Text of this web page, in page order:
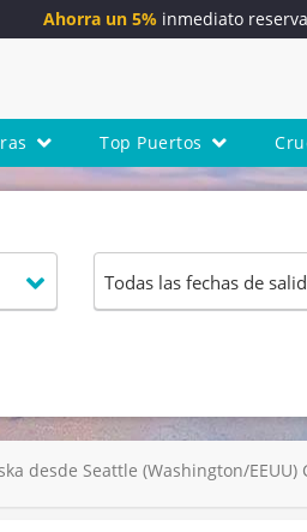
Ahorra un 5%inmediato
Top Puertos
desde Seattle (Washington/EEUU)